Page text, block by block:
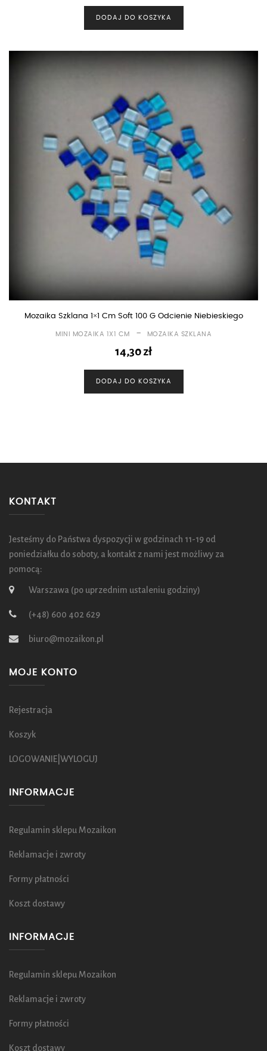
DODAJ DO KOSZYKA
Mozaika Szklana 1×1 Cm Soft 100 G Odcienie Niebieskiego
MINI MOZAIKA 1X1 CM - MOZAIKA SZKLANA
14,30zł
DODAJ DO KOSZYKA
KONTAKT
Jesteśmy do Państwa dyspozycji w godzinach 11-19 od
poniedziałku do soboty, a kontakt z nami jest możliwy za
pomocą:
Warszawa (po uprzednim ustaleniu godziny)
(+48) 600 402 629
biuro@mozaikon.pl
MOJE KONTO
Rejestracja
Koszyk
LOGOWANIE|WYLOGUJ
INFORMACJE
Regulamin sklepu Mozaikon
Reklamacje i zwroty
Formy płatności
Koszt dostawy
INFORMACJE
Regulamin sklepu Mozaikon
Reklamacje i zwroty
Formy płatności
Koszt dostawy